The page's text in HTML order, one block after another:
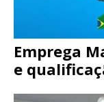
Emprega
e